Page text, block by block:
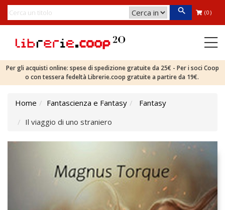
(0)
Per gli acquisti online: spese di spedizione gratuite da 25€ - Per i soci Coop
o con tessera fedeltà Librerie.coop gratuite a partire da 19€.
Home Fantascienza e Fantasy
Fantasy
Il viaggio di uno straniero